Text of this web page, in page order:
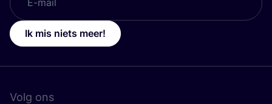
Ik mis niets meer!
Volg ons